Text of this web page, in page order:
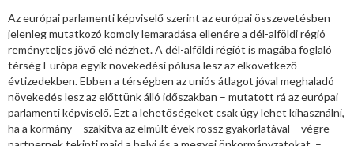
Az európai parlamenti képviselő szerint az európai összevetésben
jelenleg mutatkozó komoly lemaradása ellenére a dél-alföldi régió
reményteljes jövő elé nézhet. A dél-alföldi régiót is magába foglaló
térség Európa egyik növekedési pólusa lesz az elkövetkező
évtizedekben. Ebben a térségben az uniós átlagot jóval meghaladó
növekedés lesz az előttünk álló időszakban – mutatott rá az európai
parlamenti képviselő. Ezt a lehetőségeket csak úgy lehet kihasználni,
ha a kormány – szakítva az elmúlt évek rossz gyakorlatával – végre